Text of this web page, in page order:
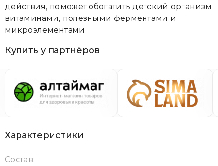
действия, поможет обогатить детский организм
витаминами, полезными ферментами и
микроэлементами
Купить у партнёров
Характеристики
Состав: